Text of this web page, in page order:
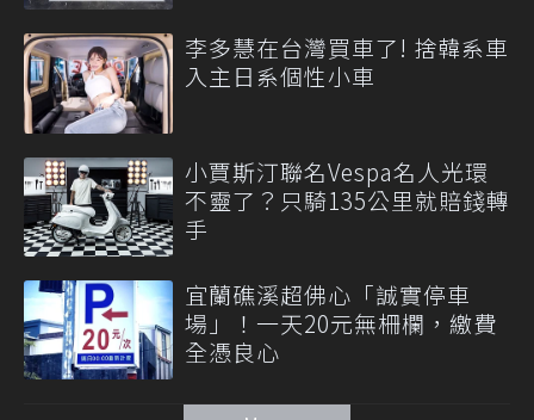
李多慧在台灣買車了! 捨韓系車
入主日系個性小車
小賈斯汀聯名Vespa名人光環
不靈了？只騎135公里就賠錢轉
手
宜蘭礁溪超佛心「誠實停車
場」！一天20元無柵欄，繳費
全憑良心